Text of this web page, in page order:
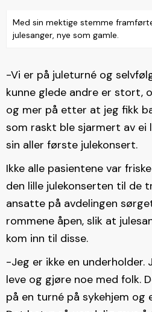
Med sin mektige stemme
julesanger, nye som gamle.
-Vi er på juleturné og
kunne glede andre er stort,
og mer på etter at jeg fikk
som raskt ble sjarmert av ei
sin aller første julekonsert.
Ikke alle pasientene var
den lille julekonserten til de
ansatte på avdelingen
rommene åpen, slik at
kom inn til disse.
-Jeg er ikke en underholder.
leve og gjøre noe med folk.
på en turné på sykehjem og